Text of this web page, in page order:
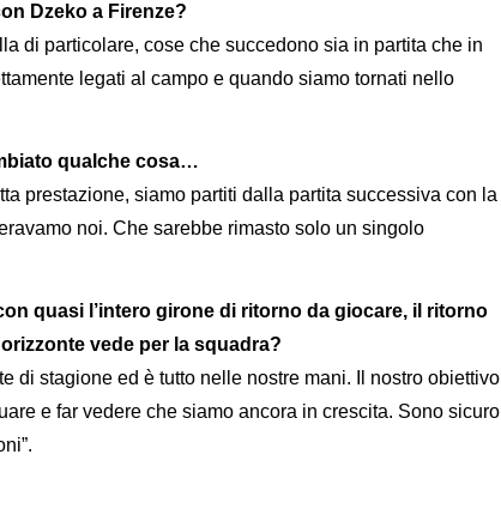
Dzeko a Firenze?
di particolare, cose che succedono sia in partita che in
legati al campo e quando siamo tornati nello
qualche cosa…
prestazione, siamo partiti dalla partita successiva con la
noi. Che sarebbe rimasto solo un singolo
quasi l’intero girone di ritorno da giocare, il ritorno
vede per la squadra?
di stagione ed è tutto nelle nostre mani. Il nostro obiettivo
e far vedere che siamo ancora in crescita. Sono sicuro